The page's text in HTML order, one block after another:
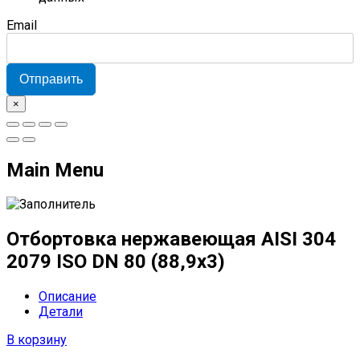
Email
Отправить
×
Main Menu
Отбортовка нержавеющая AISI 304
2079 ISO DN 80 (88,9x3)
Описание
Детали
В корзину